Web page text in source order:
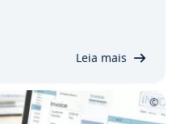
Leia mais